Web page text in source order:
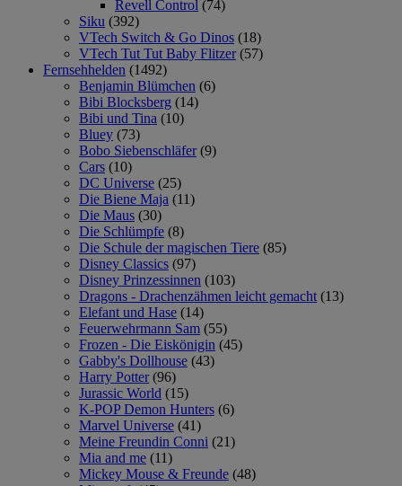
Revell Control (74)
Siku (392)
VTech Switch & Go Dinos (18)
VTech Tut Tut Baby Flitzer (57)
Fernsehhelden (1492)
Benjamin Blümchen (6)
Bibi Blocksberg (14)
Bibi und Tina (10)
Bluey (73)
Bobo Siebenschläfer (9)
Cars (10)
DC Universe (25)
Die Biene Maja (11)
Die Maus (30)
Die Schlümpfe (8)
Die Schule der magischen Tiere (85)
Disney Classics (97)
Disney Prinzessinnen (103)
Dragons - Drachenzähmen leicht gemacht (13)
Elefant und Hase (14)
Feuerwehrmann Sam (55)
Frozen - Die Eiskönigin (45)
Gabby's Dollhouse (43)
Harry Potter (96)
Jurassic World (15)
K-POP Demon Hunters (6)
Marvel Universe (41)
Meine Freundin Conni (21)
Mia and me (11)
Mickey Mouse & Freunde (48)